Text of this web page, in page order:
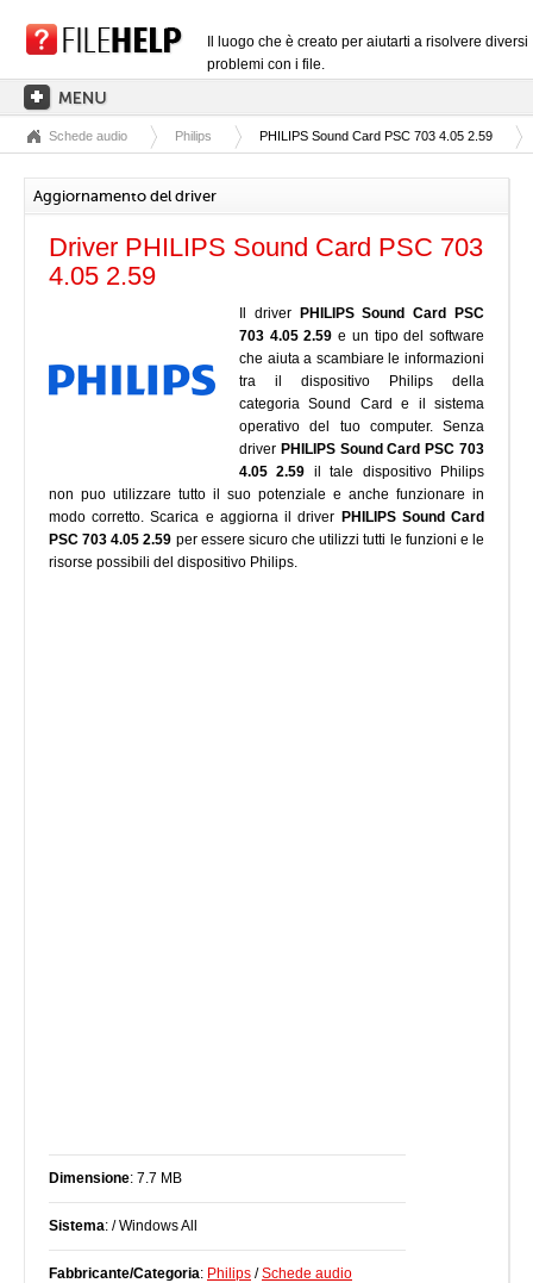
Il luogo che è creato per aiutarti a risolvere diversi
problemi con i file.
PAGINA PRINCIPALE
CATEGORIE DELLE ESTENSIONI
FILE DLL
Schede audio Philips PHILIPS Sound Card PSC 703 4.05 2.59
Aggiornamento del driver
Driver PHILIPS Sound Card PSC 703
4.05 2.59
Il driver
PHILIPS Sound Card PSC
703 4.05 2.59 e un tipo del software
che aiuta a scambiare le informazioni
tra il dispositivo Philips della
categoria Sound Card e il sistema
operativo del tuo computer. Senza
driver PHILIPS Sound Card PSC 703
4.05 2.59 il tale dispositivo Philips
non puo utilizzare tutto il suo potenziale e anche funzionare in
modo corretto. Scarica e aggiorna il driver PHILIPS Sound Card
PSC 703 4.05 2.59 per essere sicuro che utilizzi tutti le funzioni e le
risorse possibili del dispositivo Philips.
Dimensione: 7.7 MB
Sistema: / Windows All
Fabbricante/Categoria: Philips /Schede audio